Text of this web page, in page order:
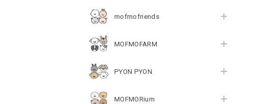
mofmofriends
MOFMOFARM
PYON PYON
MOFMORium